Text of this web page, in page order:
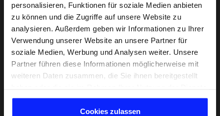
personalisieren, Funktionen für soziale Medien anbieten
zu können und die Zugriffe auf unsere Website zu
analysieren. Außerdem geben wir Informationen zu Ihrer
Verwendung unserer Website an unsere Partner für
soziale Medien, Werbung und Analysen weiter. Unsere
Partner führen diese Informationen möglicherweise mit
weiteren Daten zusammen, die Sie ihnen bereitgestellt
gesammelt haben.
Cookies zulassen